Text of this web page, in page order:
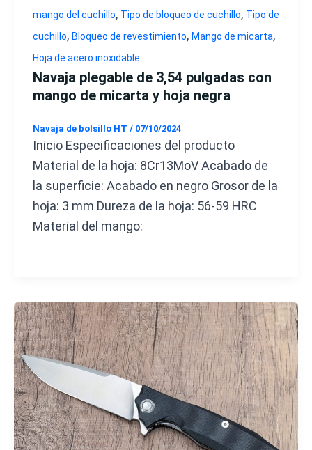
mango del cuchillo, Tipo de bloqueo de cuchillo, Tipo de
cuchillo, Bloqueo de revestimiento, Mango de micarta,
Hoja de acero inoxidable
Navaja plegable de 3,54 pulgadas con
mango de micarta y hoja negra
Navaja de bolsillo HT / 07/10/2024
Inicio Especificaciones del producto
Material de la hoja: 8Cr13MoV Acabado de
la superficie: Acabado en negro Grosor de la
hoja: 3 mm Dureza de la hoja: 56-59 HRC
Material del mango: